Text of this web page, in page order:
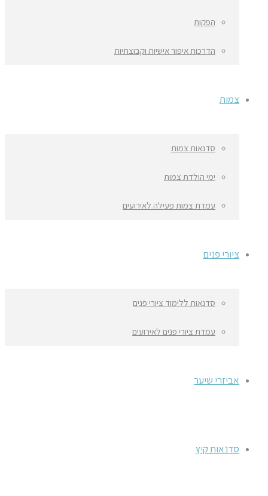
הפקות
הדרכות איפור אישיות וקבוצתיות
צמות
סדנאות צמות
ימי הולדת צמות
עמדת צמות פעילה לאירועים
ציורי פנים
סדנאות ללימוד ציורי פנים
עמדת ציורי פנים לאירועים
אביזרי שיער
סדנאות קיץ